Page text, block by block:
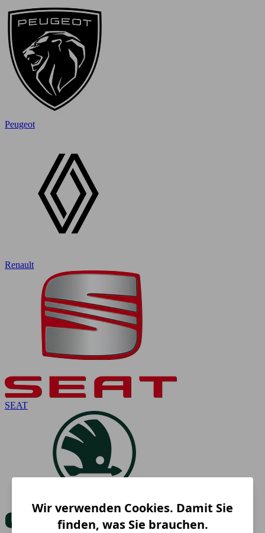
Peugeot
Renault
SEAT
Wir verwenden Cookies. Damit Sie
finden, was Sie brauchen.